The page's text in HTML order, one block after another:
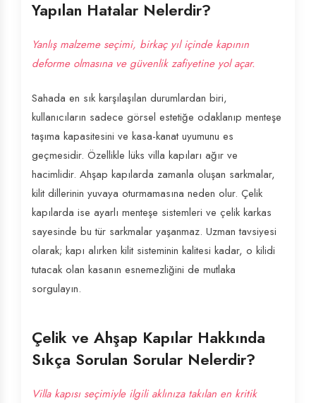
Yapılan Hatalar Nelerdir?
Yanlış malzeme seçimi, birkaç yıl içinde kapının
deforme olmasına ve güvenlik zafiyetine yol açar.
Sahada en sık karşılaşılan durumlardan biri,
kullanıcıların sadece görsel estetiğe odaklanıp menteşe
taşıma kapasitesini ve kasa-kanat uyumunu es
geçmesidir. Özellikle lüks villa kapıları ağır ve
hacimlidir. Ahşap kapılarda zamanla oluşan sarkmalar,
kilit dillerinin yuvaya oturmamasına neden olur. Çelik
kapılarda ise ayarlı menteşe sistemleri ve çelik karkas
sayesinde bu tür sarkmalar yaşanmaz. Uzman tavsiyesi
olarak; kapı alırken kilit sisteminin kalitesi kadar, o kilidi
tutacak olan kasanın esnemezliğini de mutlaka
sorgulayın.
Çelik ve Ahşap Kapılar Hakkında
Sıkça Sorulan Sorular Nelerdir?
Villa kapısı seçimiyle ilgili aklınıza takılan en kritik